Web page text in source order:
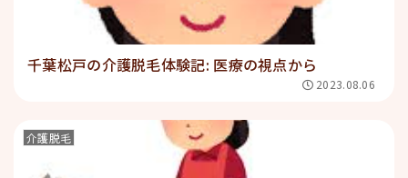
千葉松戸の介護脱毛体験記: 医療の視点から
2023.08.06
介護脱毛